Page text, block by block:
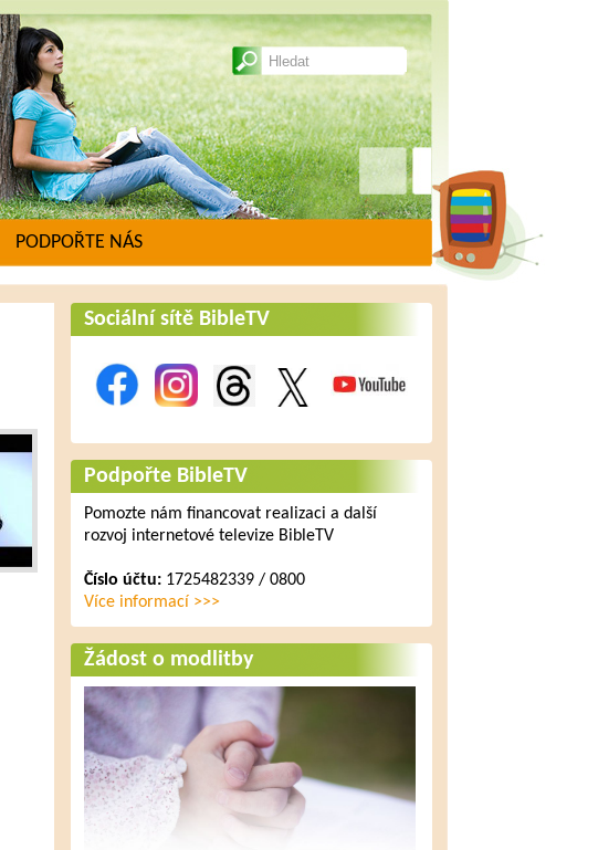
PODPOŘTE NÁS
Sociální sítě BibleTV
Podpořte BibleTV
Pomozte nám financovat realizaci a další
rozvoj internetové televize BibleTV
Číslo účtu:1725482339 / 0800
Více informací >>>
Žádost o modlitby